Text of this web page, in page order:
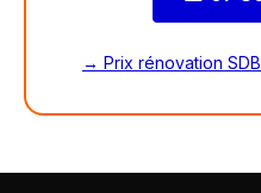
→ Prix rénovation SDB